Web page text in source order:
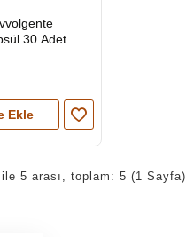
30 Adet
Ekle
5 arası, toplam: 5 (1 Sayfa)